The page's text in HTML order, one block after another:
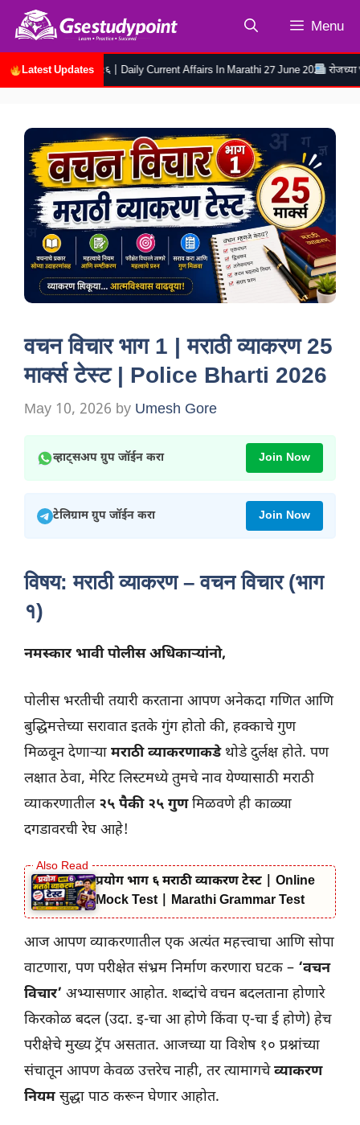
Skip
content
Menu
Latest Updates
२७ जुन २०२६ | Daily Current Affairs In Marathi 27 June 2026रोजच्या चालू
वचन विचार भाग 1 | मराठी व्याकरण 25
मार्क्स टेस्ट | Police Bharti 2026
May 10, 2026 by Umesh Gore
व्हाट्सअप ग्रुप जॉईन करा Join Now
टेलिग्राम ग्रुप जॉईन करा Join Now
विषय: मराठी व्याकरण – वचन विचार (भाग
१)
नमस्कार भावी पोलीस अधिकाऱ्यांनो,
पोलीस भरतीची तयारी करताना आपण अनेकदा गणित आणि
बुद्धिमत्तेच्या सरावात इतके गुंग होतो की, हक्काचे गुण
मिळवून देणाऱ्या मराठी व्याकरणाकडेथोडे दुर्लक्ष होते. पण
लक्षात ठेवा, मेरिट लिस्टमध्ये तुमचे नाव येण्यासाठी मराठी
व्याकरणातील २५ पैकी २५ गुणमिळवणे ही काळ्या
दगडावरची रेघ आहे!
प्रयोग भाग ६ मराठी व्याकरण टेस्ट | Online
Mock Test | Marathi Grammar Test
आज आपण व्याकरणातील एक अत्यंत महत्त्वाचा आणि सोपा
वाटणारा, पण परीक्षेत संभ्रम निर्माण करणारा घटक – ‘वचन
विचार’ अभ्यासणार आहोत. शब्दांचे वचन बदलताना होणारे
किरकोळ बदल (उदा. इ-चा आ होणे किंवा ए-चा ई होणे) हेच
परीक्षेचे मुख्य ट्रॅप असतात. आजच्या या विशेष १० प्रश्नांच्या
संचातून आपण केवळ उत्तरेच नाही, तर त्यामागचेव्याकरण
नियम सुद्धा पाठ करून घेणार आहोत.